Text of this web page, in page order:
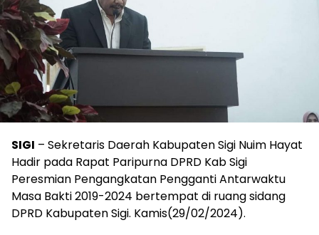
SIGI – Sekretaris Daerah Kabupaten Sigi Nuim Hayat
Hadir pada Rapat Paripurna DPRD Kab Sigi
Peresmian Pengangkatan Pengganti Antarwaktu
Masa Bakti 2019-2024 bertempat di ruang sidang
DPRD Kabupaten Sigi. Kamis(29/02/2024).